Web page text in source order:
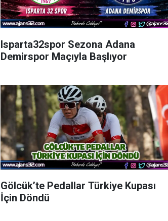
Isparta32spor Sezona Adana
Demirspor Maçıyla Başlıyor
Gölcük’te Pedallar Türkiye Kupası
İçin Döndü